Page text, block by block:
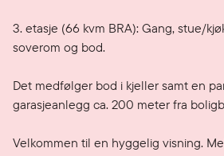
3. etasje (66 kvm BRA): Gang, stue/
soverom og bod.
Det medfølger bod i kjeller samt en
garasjeanlegg ca. 200 meter fra
Velkommen til en hyggelig visning.